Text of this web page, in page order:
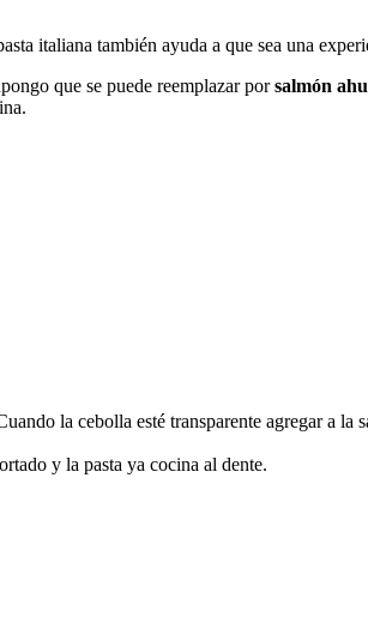
italiana también ayuda a que sea una
que se puede reemplazar porsalmón
la cebolla esté transparente agregar a la
y la pasta ya cocina al dente.